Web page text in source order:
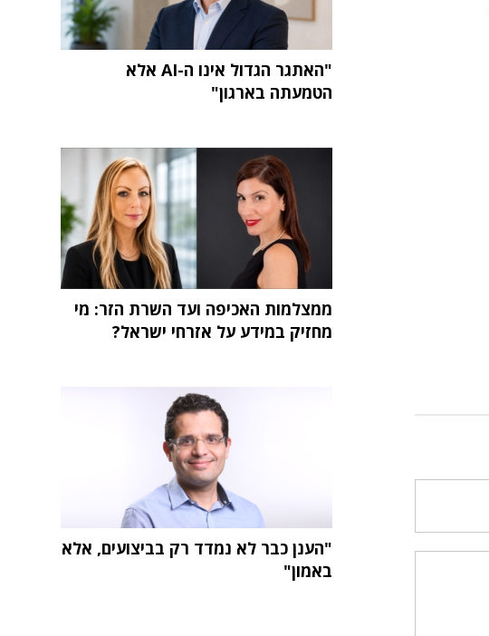
"האתגר הגדול אינו ה-AI אלא
הטמעתה בארגון"
ממצלמות האכיפה ועד השרת הזר: מי
מחזיק במידע על אזרחי ישראל?
"הענן כבר לא נמדד רק בביצועים, אלא
באמון"